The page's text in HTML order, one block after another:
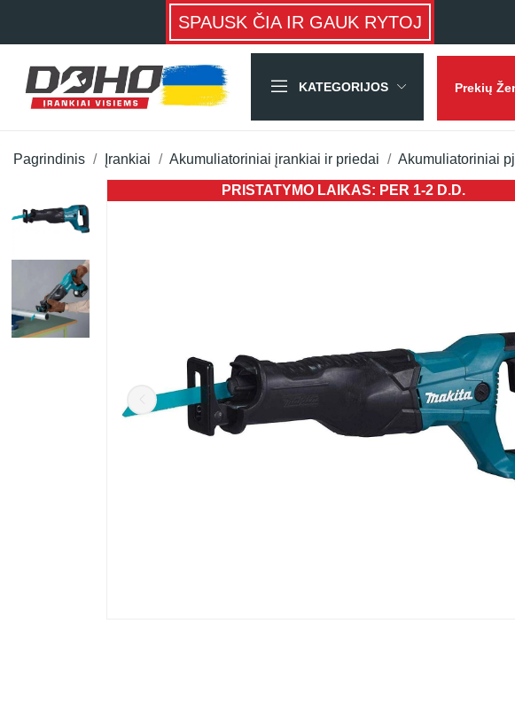
SPAUSK ČIA IR GAUK RYTOJ
KATEGORIJOS Prekių
Pagrindinis Įrankiai Akumuliatoriniai įrankiai ir priedai Akumuliatoriniai
PRISTATYMO LAIKAS: PER 1-2 D.D.